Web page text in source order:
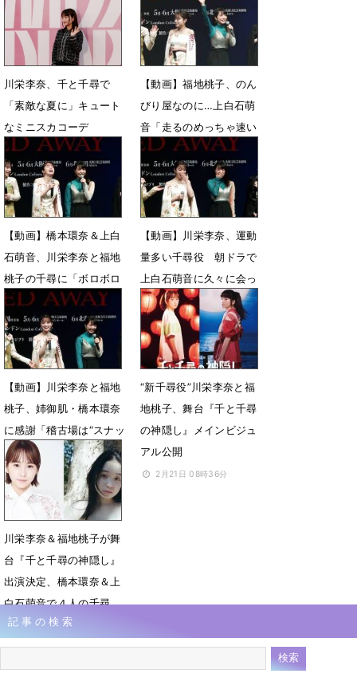
7月6日 20時15分
川栄李奈、千と千尋で
「素敵な夏に」キュート
なミニスカコーデ
6月14日 09時36分
【動画】福地桃子、のん
びり屋なのに…上白石萌
音「走るのめっちゃ速い
んですよ！」
3月1日 23時59分
【動画】橋本環奈＆上白
石萌音、川栄李奈と福地
桃子の千尋に「ボロボロ
泣いた」
3月1日 15時18分
【動画】川栄李奈、運動
量多い千尋役 朝ドラで
上白石萌音に久々に会っ
たら「げっそり」
3月1日 09時13分
【動画】川栄李奈と福地
桃子、姉御肌・橋本環奈
に感謝「稽古場は“スナッ
ク環奈”状態」
3月1日 08時56分
“新千尋役”川栄李奈と福
地桃子、舞台『千と千尋
の神隠し』メインビジュ
アル公開
2月21日 08時36分
川栄李奈＆福地桃子が舞
台『千と千尋の神隠し』
出演決定、橋本環奈＆上
白石萌音で４人の千尋
8月28日 08時26分
記事の検索